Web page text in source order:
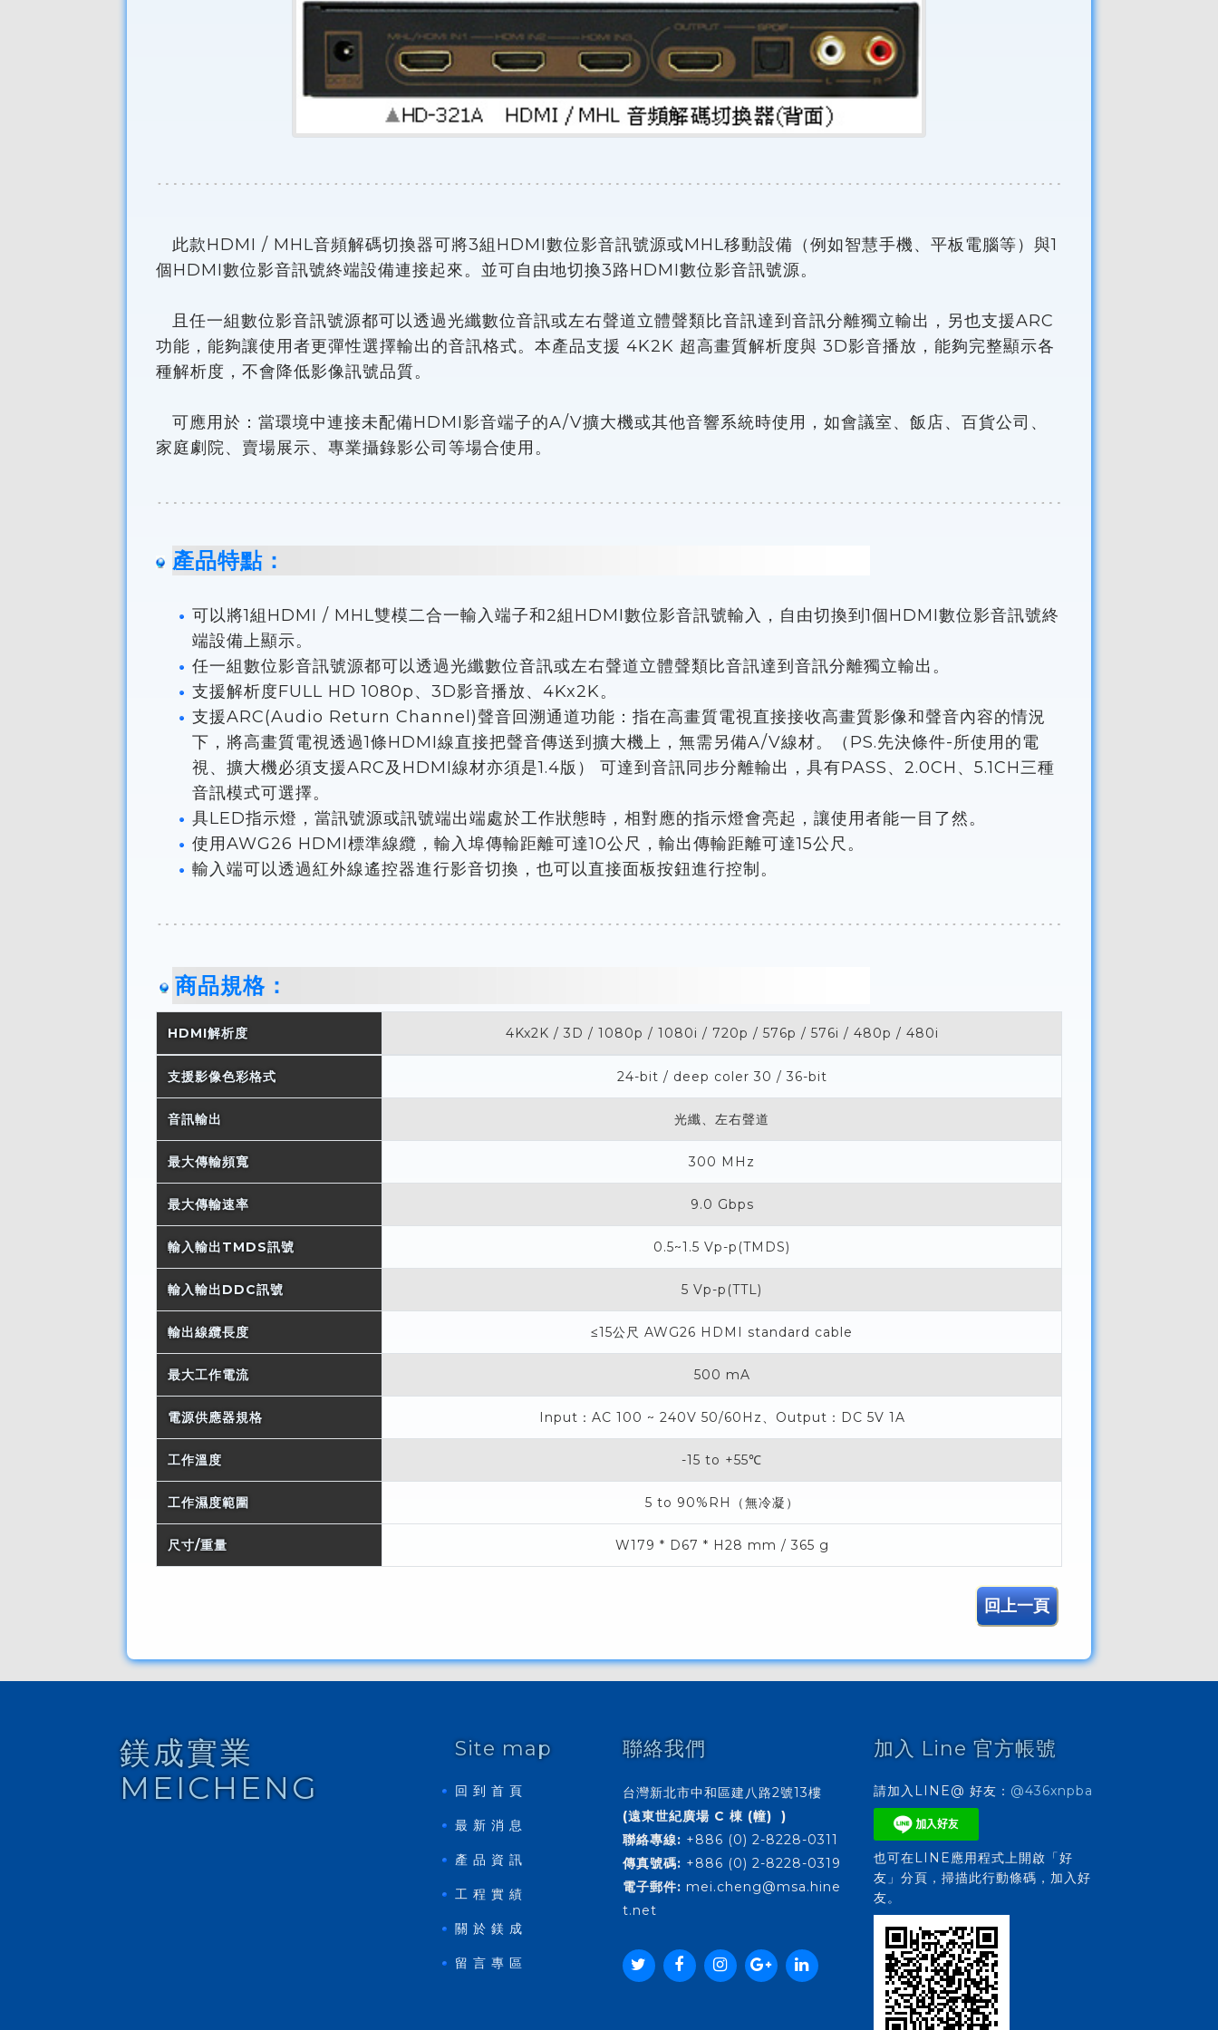
此款HDMI / MHL音頻解碼切換器可將3組HDMI數位影音訊號源或MHL移動設備（例如智慧手機、平板電腦等）與1
個HDMI數位影音訊號終端設備連接起來。並可自由地切換3路HDMI數位影音訊號源。
且任一組數位影音訊號源都可以透過光纖數位音訊或左右聲道立體聲類比音訊達到音訊分離獨立輸出，另也支援ARC
功能，能夠讓使用者更彈性選擇輸出的音訊格式。本產品支援 4K2K 超高畫質解析度與 3D影音播放，能夠完整顯示各
種解析度，不會降低影像訊號品質。
可應用於：當環境中連接未配備HDMI影音端子的A/V擴大機或其他音響系統時使用，如會議室、飯店、百貨公司、
家庭劇院、賣場展示、專業攝錄影公司等場合使用。
產品特點：
可以將1組HDMI / MHL雙模二合一輸入端子和2組HDMI數位影音訊號輸入，自由切換到1個HDMI數位影音訊號終
端設備上顯示。
任一組數位影音訊號源都可以透過光纖數位音訊或左右聲道立體聲類比音訊達到音訊分離獨立輸出。
支援解析度FULL HD 1080p、3D影音播放、4Kx2K。
支援ARC(Audio Return Channel)聲音回溯通道功能：指在高畫質電視直接接收高畫質影像和聲音內容的情況
下，將高畫質電視透過1條HDMI線直接把聲音傳送到擴大機上，無需另備A/V線材。（PS.先決條件-所使用的電
視、擴大機必須支援ARC及HDMI線材亦須是1.4版） 可達到音訊同步分離輸出，具有PASS、2.0CH、5.1CH三種
音訊模式可選擇。
具LED指示燈，當訊號源或訊號端出端處於工作狀態時，相對應的指示燈會亮起，讓使用者能一目了然。
使用AWG26 HDMI標準線纜，輸入埠傳輸距離可達10公尺，輸出傳輸距離可達15公尺。
輸入端可以透過紅外線遙控器進行影音切換，也可以直接面板按鈕進行控制。
商品規格：
HDMI解析度 4Kx2K / 3D / 1080p / 1080i / 720p / 576p / 576i / 480p / 480i
支援影像色彩格式 24-bit / deep coler 30 / 36-bit
音訊輸出 光纖、左右聲道
最大傳輸頻寬 300 MHz
最大傳輸速率 9.0 Gbps
輸入輸出TMDS訊號 0.5~1.5 Vp-p(TMDS)
輸入輸出DDC訊號 5 Vp-p(TTL)
輸出線纜長度 ≤15公尺 AWG26 HDMI standard cable
最大工作電流 500 mA
電源供應器規格 Input：AC 100 ~ 240V 50/60Hz、Output：DC 5V 1A
工作溫度 -15 to +55℃
工作濕度範圍 5 to 90%RH（無冷凝）
尺寸/重量 W179 * D67 * H28 mm / 365 g
回上一頁
鎂成實業
MEICHENG
Site map
回 到 首 頁
最 新 消 息
產 品 資 訊
工 程 實 績
關 於 鎂 成
留 言 專 區
聯絡我們
台灣新北市中和區建八路2號13樓
(遠東世紀廣場 C 棟 (幢) )
聯絡專線: +886 (0) 2-8228-0311
傳真號碼: +886 (0) 2-8228-0319
電子郵件: mei.cheng@msa.hine
t.net
加入 Line 官方帳號
請加入LINE@ 好友： @436xnpba
也可在LINE應用程式上開啟「好
友」分頁，掃描此行動條碼，加入好
友。